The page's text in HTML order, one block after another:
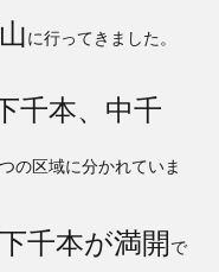
に行ってきました。
千本、中千
の区域に分かれていま
千本が満開で